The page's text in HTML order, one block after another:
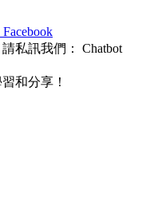
私訊我們： Chatbot
和分享！